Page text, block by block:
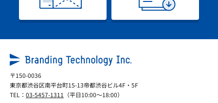
〒150-0036
東京都渋谷区南平台町15-13帝都渋谷ビル4F・5F
TEL： 03-5457-1311 （平日10:00～18:00）